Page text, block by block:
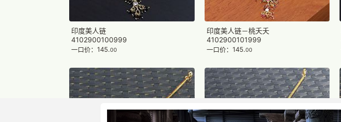
印度美人链
4102900100999
一口价：145.00
印度美人链－桃夭夭
4102900101999
一口价：145.00